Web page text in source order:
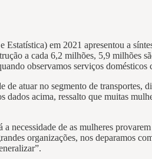
em 2021 apresentou a
a cada 6,2 milhões, 5,9 milhões
observamos serviços
de atuar no segmento de
acima, ressalto que muitas
necessidade de as mulheres
organizações, nos deparamos